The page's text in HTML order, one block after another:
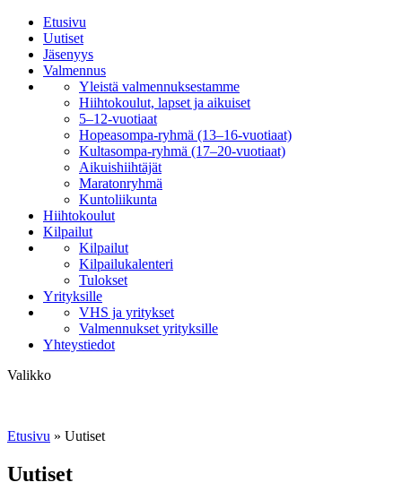
Etusivu
Uutiset
Jäsenyys
Valmennus
Yleistä valmennuksestamme
Hiihtokoulut, lapset ja aikuiset
5–12-vuotiaat
Hopeasompa-ryhmä (13–16-vuotiaat)
Kultasompa-ryhmä (17–20-vuotiaat)
Aikuishiihtäjät
Maratonryhmä
Kuntoliikunta
Hiihtokoulut
Kilpailut
Kilpailut
Kilpailukalenteri
Tulokset
Yrityksille
VHS ja yritykset
Valmennukset yrityksille
Yhteystiedot
Valikko
Etusivu » Uutiset
Uutiset